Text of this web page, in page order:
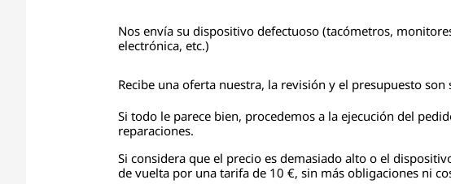
Nos envía su dispositivo defectuoso (tacómetros,
electrónica, etc.)
Recibe una oferta nuestra, la revisión y el presupuesto
Si todo le parece bien, procedemos a la ejecución del
reparaciones.
Si considera que el precio es demasiado alto o el
de vuelta por una tarifa de 10 €, sin más obligaciones ni